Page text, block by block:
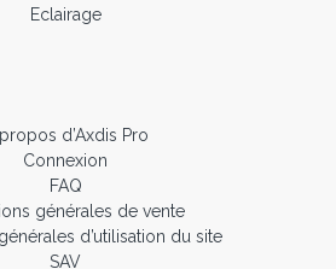
Eclairage
d’Axdis Pro
Connexion
FAQ
générales de vente
d’utilisation du site
SAV